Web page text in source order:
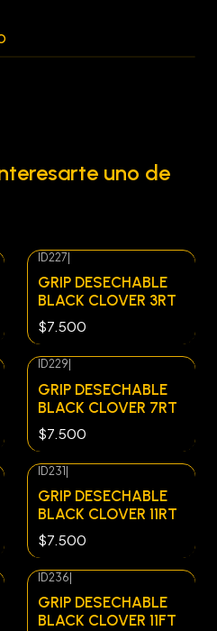
uno de
ID227
GRIP DESECHABLE
BLACK CLOVER 3RT
$7.500
ID229
GRIP DESECHABLE
BLACK CLOVER 7RT
$7.500
ID231
GRIP DESECHABLE
BLACK CLOVER 11RT
$7.500
ID236
GRIP DESECHABLE
BLACK CLOVER 11FT